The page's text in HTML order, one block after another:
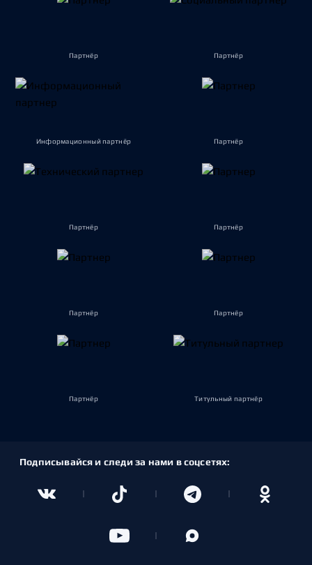
Партнёр Партнёр
Информационный партнёр Партнёр
Партнёр Партнёр
Партнёр Партнёр
Партнёр Титульный партнёр
Подписывайся и следи за нами в соцсетях: